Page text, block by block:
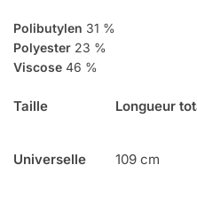
Polibutylen 31 %
Polyester 23 %
Viscose 46 %
Taille Longueur
Universelle 109 cm